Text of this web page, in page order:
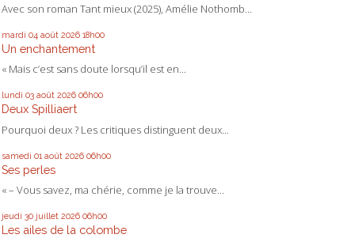
Avec son roman Tant mieux (2025), Amélie Nothomb...
mardi 04 août 2026 18h00
Un enchantement
« Mais c’est sans doute lorsqu’il est en...
lundi 03 août 2026 06h00
Deux Spilliaert
Pourquoi deux ? Les critiques distinguent deux...
samedi 01 août 2026 06h00
Ses perles
« – Vous savez, ma chérie, comme je la trouve...
jeudi 30 juillet 2026 06h00
Les ailes de la colombe